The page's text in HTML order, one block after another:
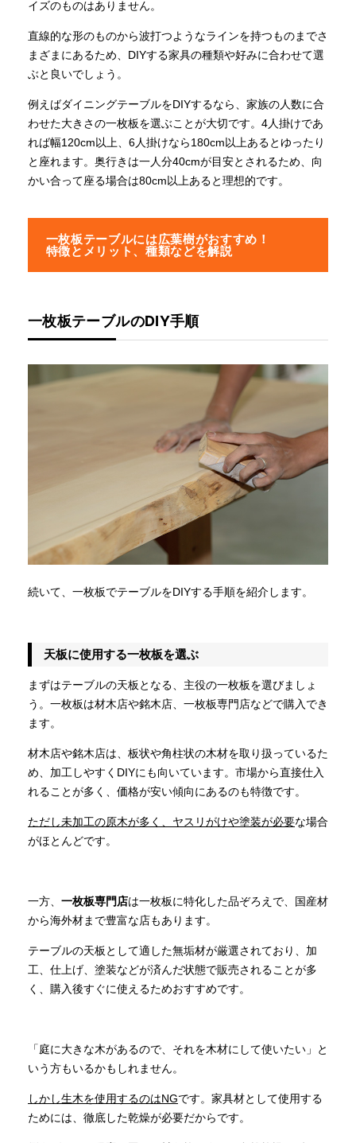
イズのものはありません。
直線的な形のものから波打つようなラインを持つものまでさ
まざまにあるため、DIYする家具の種類や好みに合わせて選
ぶと良いでしょう。
例えばダイニングテーブルをDIYするなら、家族の人数に合
わせた大きさの一枚板を選ぶことが大切です。4人掛けであ
れば幅120cm以上、6人掛けなら180cm以上あるとゆったり
と座れます。奥行きは一人分40cmが目安とされるため、向
かい合って座る場合は80cm以上あると理想的です。
一枚板テーブルには広葉樹がおすすめ！
特徴とメリット、種類などを解説
一枚板テーブルのDIY手順
続いて、一枚板でテーブルをDIYする手順を紹介します。
天板に使用する一枚板を選ぶ
まずはテーブルの天板となる、主役の一枚板を選びましょ
う。一枚板は材木店や銘木店、一枚板専門店などで購入でき
ます。
材木店や銘木店は、板状や角柱状の木材を取り扱っているた
め、加工しやすくDIYにも向いています。市場から直接仕入
れることが多く、価格が安い傾向にあるのも特徴です。
ただし未加工の原木が多く、ヤスリがけや塗装が必要な場合
がほとんどです。
一方、 一枚板専門店は一枚板に特化した品ぞろえで、国産材
から海外材まで豊富な店もあります。
テーブルの天板として適した無垢材が厳選されており、加
工、仕上げ、塗装などが済んだ状態で販売されることが多
く、購入後すぐに使えるためおすすめです。
「庭に大きな木があるので、それを木材にして使いたい」と
いう方もいるかもしれません。
しかし生木を使用するのはNGです。家具材として使用する
ためには、徹底した乾燥が必要だからです。